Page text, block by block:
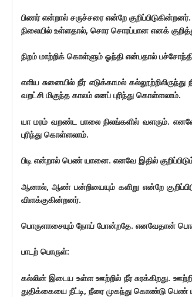
பிணர் என்றால் சருச்சரை என்றே
நிலையில் உள்ளதால், சொர சொரப்பான எனக்
நிறம் மாற்றிக் கொள்ளும் ஓந்தி என்பதால்
எளிய சுனையில் நீர் எடுக்காமல்
வறட்சி மிகுந்த காலம் எனப் புரிந்து கொள்ளலாம்.
யா மரம் வறண்ட பாலை நிலங்களில் வளரும்.
புரிந்து கொள்ளலாம்.
பிடி என்றால் பெண் யானை. எனவே இதில்
ஆனால், ஆண் பன்றியையும் களிறு என்றே
விளக்குகின்றனர்.
பொருளாசையும் நோய் போன்றதே. எனவேதான்
பாடற் பொருள்:
கல்லின் இடைய உள்ள ஊற்றில் நீர் சுரக்கிறது.
துதிக்கையை நீட்டி, நீரை முகந்து கொண்டு